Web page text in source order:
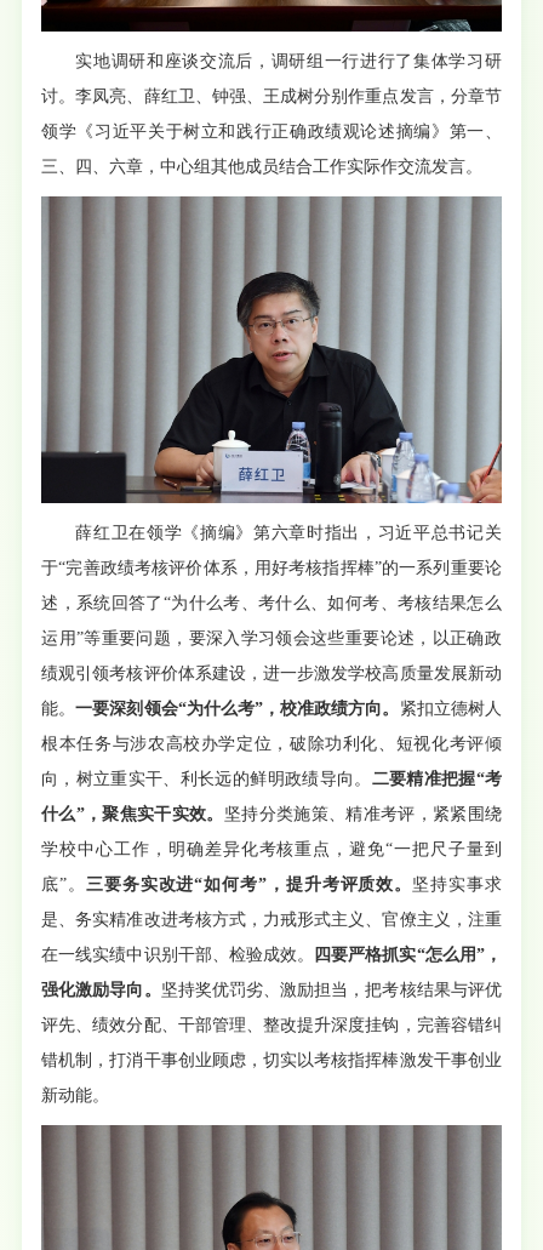
实地调研和座谈交流后，调研组一行进行了集体学习研
讨。李凤亮、薛红卫、钟强、王成树分别作重点发言，分章节
领学《习近平关于树立和践行正确政绩观论述摘编》第一、
三、四、六章，中心组其他成员结合工作实际作交流发言。
薛红卫在领学《摘编》第六章时指出，习近平总书记关
于“完善政绩考核评价体系，用好考核指挥棒”的一系列重要论
述，系统回答了“为什么考、考什么、如何考、考核结果怎么
运用”等重要问题，要深入学习领会这些重要论述，以正确政
绩观引领考核评价体系建设，进一步激发学校高质量发展新动
能。一要深刻领会“为什么考”，校准政绩方向。 紧扣立德树人
根本任务与涉农高校办学定位，破除功利化、短视化考评倾
向，树立重实干、利长远的鲜明政绩导向。 二要精准把握“考
什么”，聚焦实干实效。 坚持分类施策、精准考评，紧紧围绕
学校中心工作，明确差异化考核重点，避免“一把尺子量到
底”。 三要务实改进“如何考”，提升考评质效。 坚持实事求
是、务实精准改进考核方式，力戒形式主义、官僚主义，注重
在一线实绩中识别干部、检验成效。
四要严格抓实“怎么用”，
强化激励导向。 坚持奖优罚劣、激励担当，把考核结果与评优
评先、绩效分配、干部管理、整改提升深度挂钩，完善容错纠
错机制，打消干事创业顾虑，切实以考核指挥棒激发干事创业
新动能。